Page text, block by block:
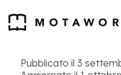
Pubblicato il 3